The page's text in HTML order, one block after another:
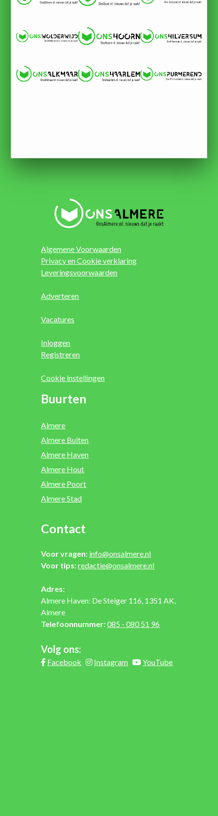
Algemene Voorwaarden
Privacy en Cookie verklaring
Leveringsvoorwaarden
Adverteren
Vacatures
Inloggen
Registreren
Cookie instellingen
Buurten
Almere
Almere Buiten
Almere Haven
Almere Hout
Almere Poort
Almere Stad
Contact
Voor vragen: info@onsalmere.nl
Voor tips:redactie@onsalmere.nl
Adres:
Almere Haven: De Steiger 116, 1351 AK,
Almere
Telefoonnummer:085 - 080 51 96
Volg ons:
Facebook Instagram YouTube